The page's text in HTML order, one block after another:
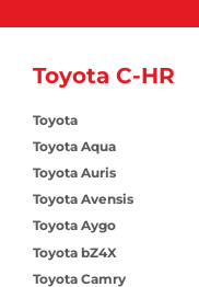
Toyota C-HR
Toyota
Toyota Aqua
Toyota Auris
Toyota Avensis
Toyota Aygo
Toyota bZ4X
Toyota Camry